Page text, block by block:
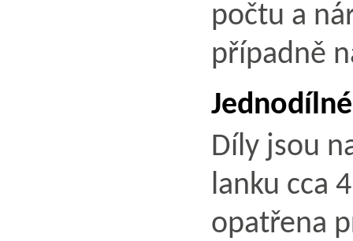
počtu a
případně
Jednodílné
Díly jsou
lanku cca
opatřena